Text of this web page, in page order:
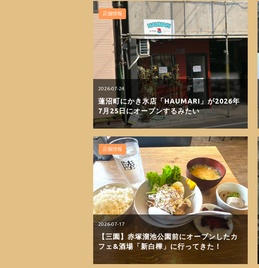
2026-07-24
蓮沼町にかき氷店「HAUMARI」が2026年
7月25日にオープンするみたい
店舗情報
2026-07-17
【三園】赤塚溜池公園前にオープンしたカ
フェ&酒場「新白樺」に行ってきた！
店舗情報